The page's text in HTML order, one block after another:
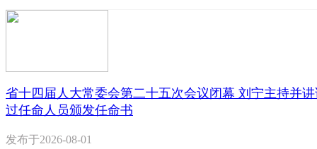
省十四届人大常委会第二十五次会议闭幕 刘宁主持并
过任命人员颁发任命书
发布于2026-08-01